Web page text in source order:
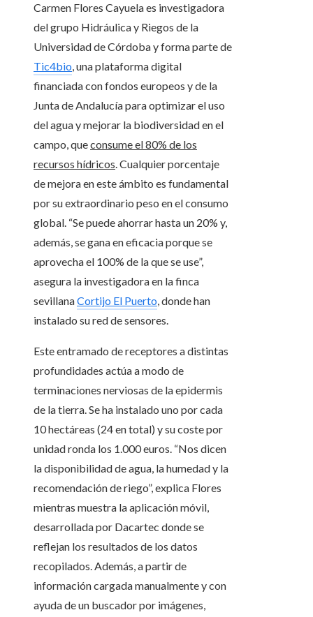
Carmen Flores Cayuela es investigadora
del grupo Hidráulica y Riegos de la
Universidad de Córdoba y forma parte de
Tic4bio, una plataforma digital
financiada con fondos europeos y de la
Junta de Andalucía para optimizar el uso
del agua y mejorar la biodiversidad en el
campo, queconsume el 80% de los
recursos hídricos. Cualquier porcentaje
de mejora en este ámbito es fundamental
por su extraordinario peso en el consumo
global. “Se puede ahorrar hasta un 20% y,
además, se gana en eficacia porque se
aprovecha el 100% de la que se use”,
asegura la investigadora en la finca
sevillanaCortijo El Puerto, donde han
instalado su red de sensores.
Este entramado de receptores a distintas
profundidades actúa a modo de
terminaciones nerviosas de la epidermis
de la tierra. Se ha instalado uno por cada
10 hectáreas (24 en total) y su coste por
unidad ronda los 1.000 euros. “Nos dicen
la disponibilidad de agua, la humedad y la
recomendación de riego”, explica Flores
mientras muestra la aplicación móvil,
desarrollada por Dacartec donde se
reflejan los resultados de los datos
recopilados. Además, a partir de
información cargada manualmente y con
ayuda de un buscador por imágenes,